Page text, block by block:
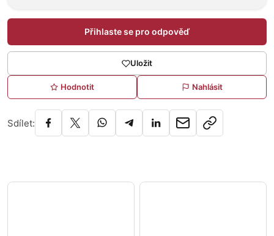
Přihlaste se pro odpověď
Uložit
Hodnotit Nahlásit
Sdílet: